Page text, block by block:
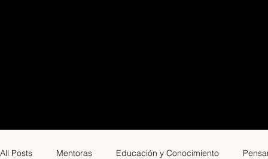
All Posts Mentoras Educación y Conocimiento